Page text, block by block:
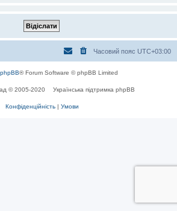
Часовий пояс UTC+03:00
phpBB® Forum Software © phpBB Limited
© 2005-2020 Українська підтримка phpBB
Конфіденційність | Умови